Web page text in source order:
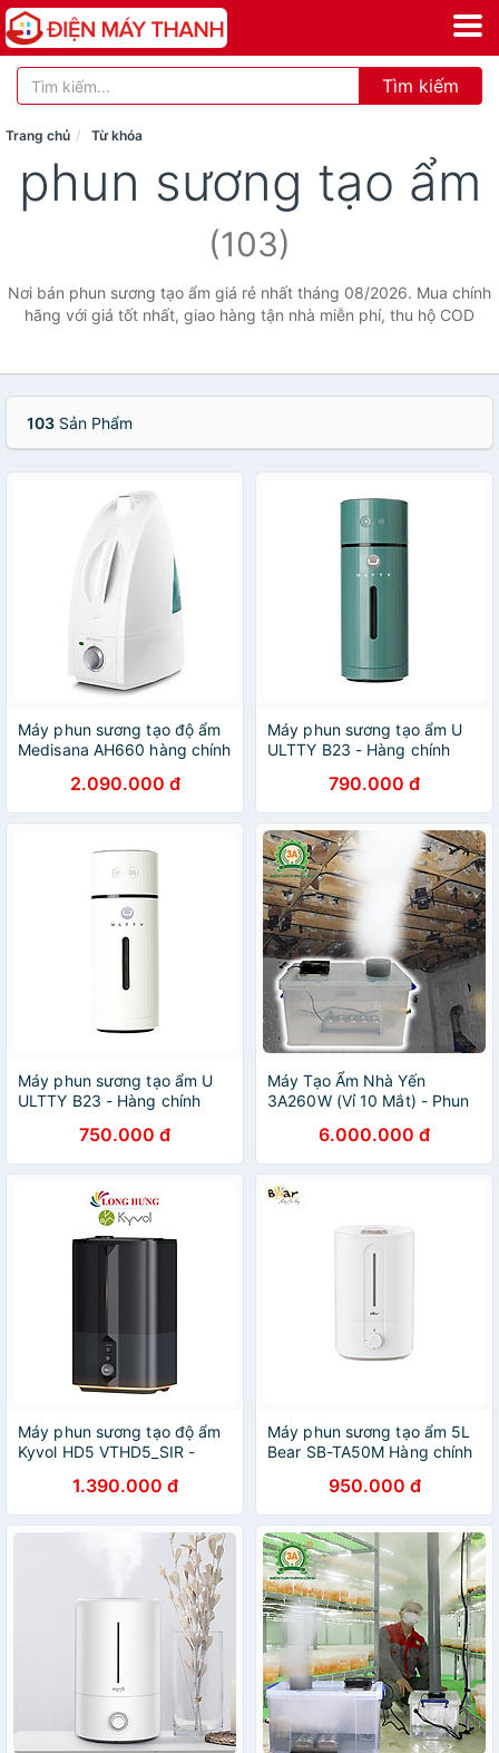
Tìm kiếm
Trang chủ Từ khóa
phun sương tạo ẩm
(103)
Nơi bán phun sương tạo ẩm giá rẻ nhất tháng 08/2026. Mua chính
hãng với giá tốt nhất, giao hàng tận nhà miễn phí, thu hộ COD
103 Sản Phẩm
Máy phun sương tạo độ ẩm
Medisana AH660 hàng chính
2.090.000 đ
Máy phun sương tạo ẩm U
ULTTY B23 - Hàng chính
790.000 đ
Máy phun sương tạo ẩm U
ULTTY B23 - Hàng chính
750.000 đ
Máy Tạo Ẩm Nhà Yến
3A260W (Vỉ 10 Mắt) - Phun
Hàng Chính Hãng
6.000.000 đ
Máy phun sương tạo độ ẩm
Kyvol HD5 VTHD5_SIR -
1.390.000 đ
Máy phun sương tạo ẩm 5L
Bear SB-TA50M Hàng chính
950.000 đ